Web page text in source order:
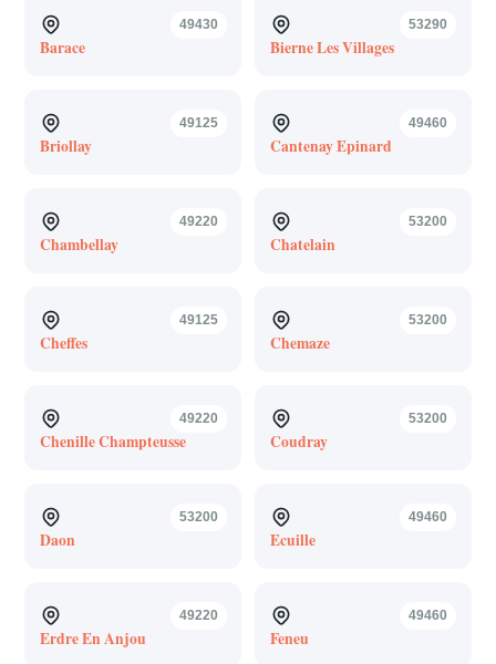
49430
Barace
53290
Bierne Les Villages
49125
Briollay
49460
Cantenay Epinard
49220
Chambellay
53200
Chatelain
49125
Cheffes
53200
Chemaze
49220
Chenille Champteusse
53200
Coudray
53200
Daon
49460
Ecuille
49220
Erdre En Anjou
49460
Feneu